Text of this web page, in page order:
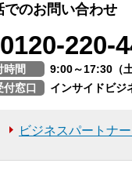
でのお問い合わせ
0120-220-
時間
9:00～17:30（
付窓口
インサイドビジ
ビジネスパートナ